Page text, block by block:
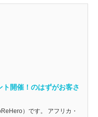
開催！のはずがお客さ
）です。 アフリカ・